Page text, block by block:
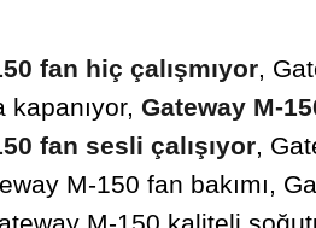
fan hiç çalışmıyor,
kapanıyor, Gateway M-
fan sesli çalışıyor,
M-150 fan bakımı,